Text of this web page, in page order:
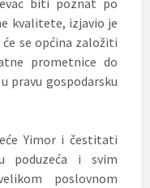
kvalitete, izjavio je
se općina založiti
prometnice do
pravu gospodarsku
Yimor i čestitati
poduzeća i svim
poslovnom